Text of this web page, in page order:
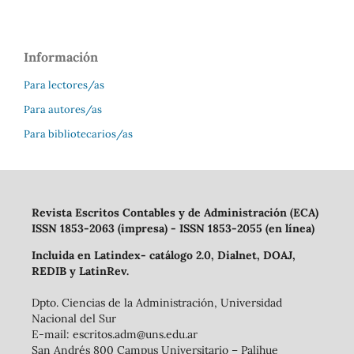
Información
Para lectores/as
Para autores/as
Para bibliotecarios/as
Revista Escritos Contables y de Administración (ECA)
ISSN 1853-2063 (impresa) - ISSN 1853-2055 (en línea)
Incluida en Latindex- catálogo 2.0, Dialnet, DOAJ,
REDIB y LatinRev.
Dpto. Ciencias de la Administración, Universidad
Nacional del Sur
E-mail: escritos.adm@uns.edu.ar
San Andrés 800 Campus Universitario – Palihue